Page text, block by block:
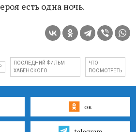
есть одна ночь.
ПОСЛЕДНИЙ ФИЛЬМ
ХАБЕНСКОГО
ЧТО
ПОСМОТРЕТЬ
ок